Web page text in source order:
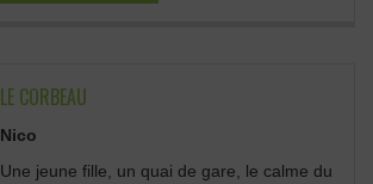
LE CORBEAU
Nico
Une jeune fille, un quai de gare, le calme du